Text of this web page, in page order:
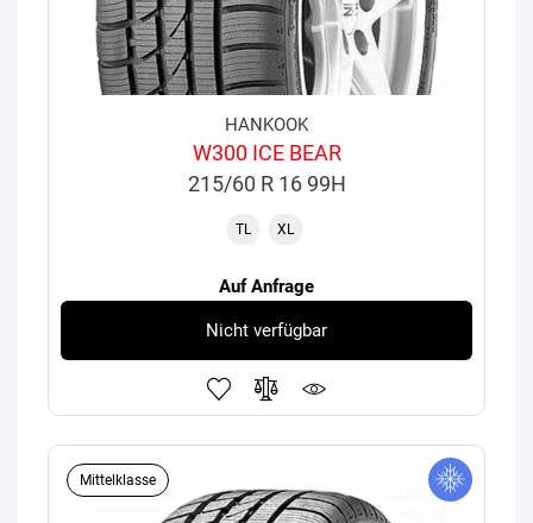
HANKOOK
W300 ICE BEAR
215/60 R 16 99H
TL XL
Auf Anfrage
Nicht verfügbar
Mittelklasse